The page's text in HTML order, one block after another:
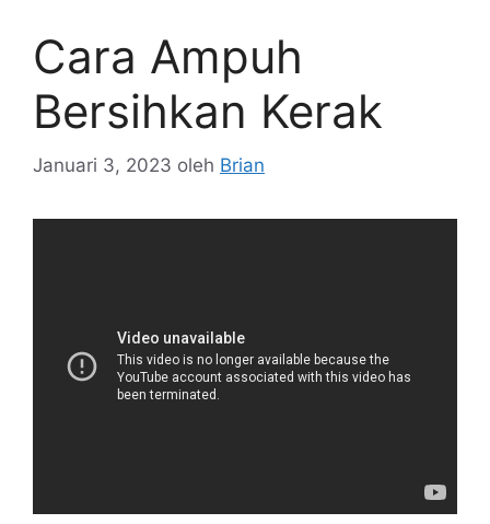
Cara Ampuh
Bersihkan Kerak
Januari 3, 2023 oleh Brian